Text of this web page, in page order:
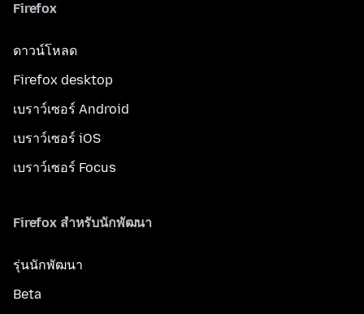
Firefox
ดาวน์โหลด
Firefox desktop
เบราว์เซอร์ Android
เบราว์เซอร์ iOS
เบราว์เซอร์ Focus
Firefox สำหรับนักพัฒนา
รุ่นนักพัฒนา
Beta